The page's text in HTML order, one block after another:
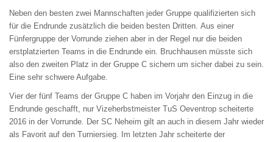
Neben den besten zwei Mannschaften jeder Gruppe qualifizierten sich
für die Endrunde zusätzlich die beiden besten Dritten. Aus einer
Fünfergruppe der Vorrunde ziehen aber in der Regel nur die beiden
erstplatzierten Teams in die Endrunde ein. Bruchhausen müsste sich
also den zweiten Platz in der Gruppe C sichern um sicher dabei zu sein.
Eine sehr schwere Aufgabe.
Vier der fünf Teams der Gruppe C haben im Vorjahr den Einzug in die
Endrunde geschafft, nur Vizeherbstmeister TuS Oeventrop scheiterte
2016 in der Vorrunde. Der SC Neheim gilt an auch in diesem Jahr wieder
als Favorit auf den Turniersieg. Im letzten Jahr scheiterte der